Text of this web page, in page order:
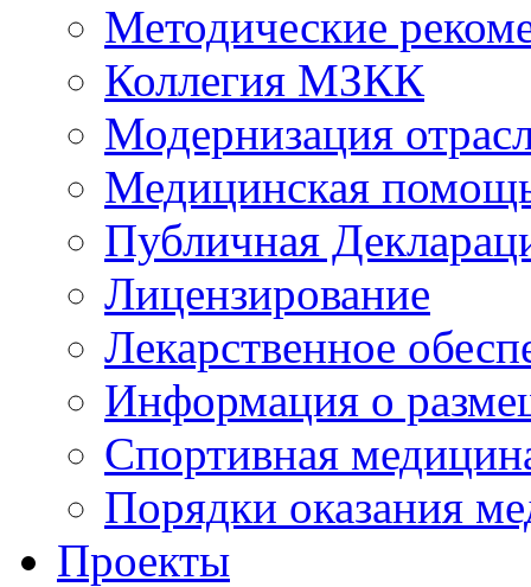
Методические
Коллегия МЗКК
Модернизация
Медицинская
Публичная
Лицензирование
Лекарственное
Информация о
Спортивная
Порядки оказания
Проекты